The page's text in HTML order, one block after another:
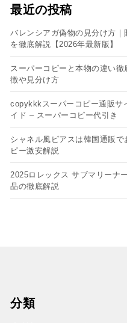
最近の投稿
バレンシアガ偽物の見分け方
を徹底解説【2026年最新版】
スーパーコピーと本物の違い
徴や見分け方
copykkkスーパーコピー通販サ
イド – スーパーコピー代引き
シャネル風ピアスは韓国通販
ピー​激安解説
2025ロレックス サブマリーナ
品の徹底解説
分類